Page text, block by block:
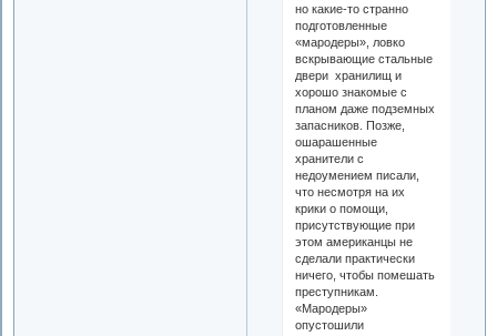
но какие-то странно
подготовленные
«мародеры», ловко
вскрывающие стальные
двери хранилищ и
хорошо знакомые с
планом даже подземных
запасников. Позже,
ошарашенные
хранители с
недоумением писали,
что несмотря на их
крики о помощи,
присутствующие при
этом американцы не
сделали практически
ничего, чтобы помешать
преступникам.
«Мародеры»
опустошили